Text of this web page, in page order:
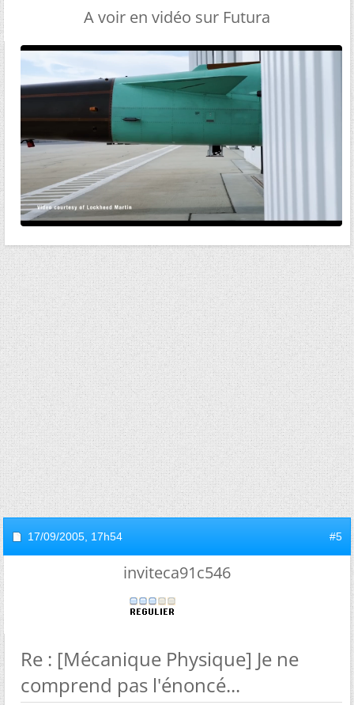
A voir en vidéo sur Futura
17/09/2005, 17h54 #5
inviteca91c546
Re : [Mécanique Physique] Je ne
comprend pas l'énoncé...